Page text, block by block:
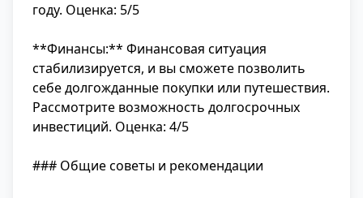
году. Оценка: 5/5
**Финансы:** Финансовая ситуация
стабилизируется, и вы сможете позволить
себе долгожданные покупки или путешествия.
Рассмотрите возможность долгосрочных
инвестиций. Оценка: 4/5
### Общие советы и рекомендации